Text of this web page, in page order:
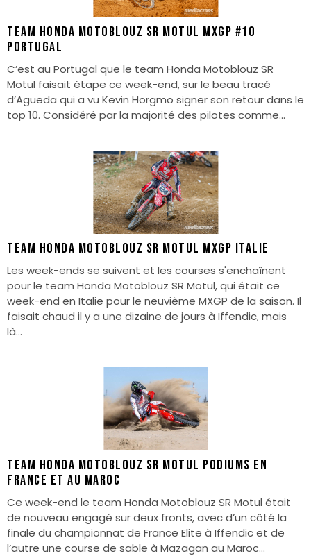
Team Honda Motoblouz SR Motul MXGP #10
Portugal
C’est au Portugal que le team Honda Motoblouz SR
Motul faisait étape ce week-end, sur le beau tracé
d’Agueda qui a vu Kevin Horgmo signer son retour dans le
top 10. Considéré par la majorité des pilotes comme...
Team Honda Motoblouz SR Motul MXGP Italie
Les week-ends se suivent et les courses s'enchaînent
pour le team Honda Motoblouz SR Motul, qui était ce
week-end en Italie pour le neuvième MXGP de la saison. Il
faisait chaud il y a une dizaine de jours à Iffendic, mais
là...
Team Honda Motoblouz SR Motul Podiums en
France et au Maroc
Ce week-end le team Honda Motoblouz SR Motul était
de nouveau engagé sur deux fronts, avec d’un côté la
finale du championnat de France Elite à Iffendic et de
l’autre une course de sable à Mazagan au Maroc...